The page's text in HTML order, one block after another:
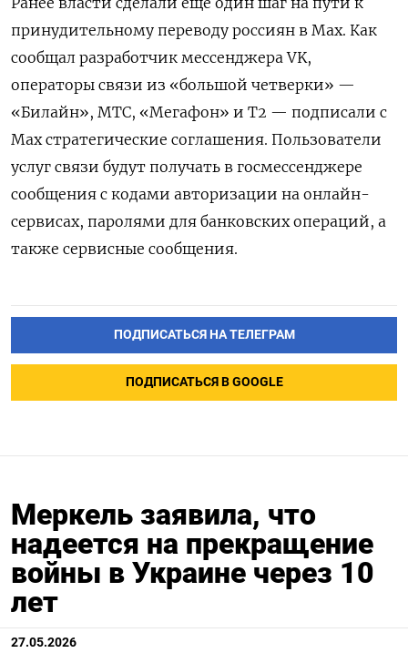
принудительному переводу россиян в Max. Как
сообщал разработчик мессенджера VK,
операторы связи из «большой четверки» —
«Билайн», МТС, «Мегафон» и Т2 — подписали с
Max стратегические соглашения. Пользователи
услуг связи будут получать в госмессенджере
сообщения с кодами авторизации на онлайн-
сервисах, паролями для банковских операций, а
также сервисные сообщения.
ПОДПИСАТЬСЯ НА ТЕЛЕГРАМ
ПОДПИСАТЬСЯ В GOOGLE
Меркель заявила, что
надеется на прекращение
войны в Украине через 10
лет
27.05.2026